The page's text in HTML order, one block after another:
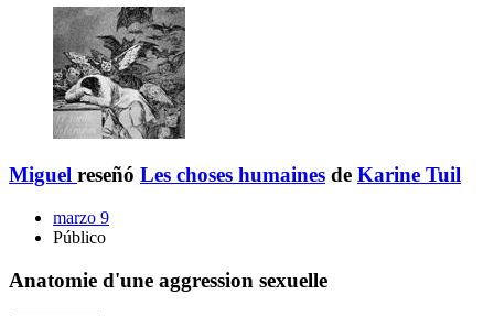
Miguel reseñó Les choses humaines de Karine Tuil
marzo 9
Público
Anatomie d'une aggression sexuelle